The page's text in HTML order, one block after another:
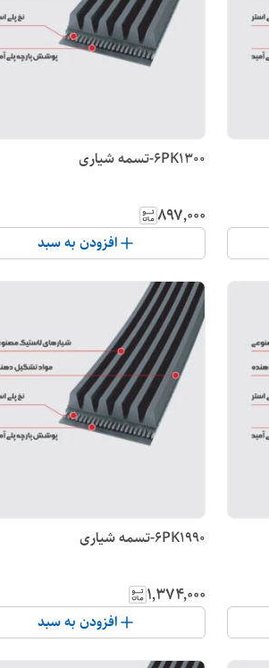
6PK1300-تسمه شیاری
۸۹۷٬۰۰۰
افزودن به سبد
6PK1990-تسمه شیاری
۱٬۳۷۴٬۰۰۰
افزودن به سبد